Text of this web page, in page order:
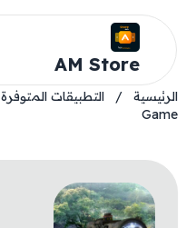
AM Store
الرئيسية / التطبيقات المتوفرة
Game